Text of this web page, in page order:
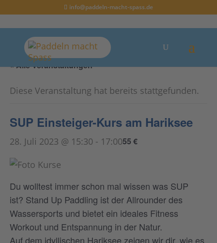
info@paddeln-macht-spass.de
« Alle Veranstaltungen
Diese Veranstaltung hat bereits stattgefunden.
SUP Einsteiger-Kurs am Hariksee
28. Juli 2023 @ 15:30 - 17:0055 €
Du wolltest immer schon mal wissen was SUP
ist? Stand Up Paddling ist der Allrounder des
Wassersports und bietet ein ideales Fitness
Workout und Entspannung in der Natur.
Auf dem idyllischen Hariksee zeigen wir dir, wie es